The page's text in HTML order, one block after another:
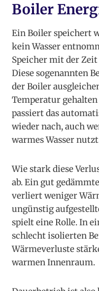
Boiler
Ein Boiler speichert
kein Wasser
Speicher mit der
Diese sogenannten
der Boiler
Temperatur
passiert das
wieder nach, auch
warmes Wasser
Wie stark diese
ab. Ein gut
verliert weniger
ungünstig
spielt eine Rolle. In
schlecht isolierten
Wärmeverluste
warmen Innenraum.